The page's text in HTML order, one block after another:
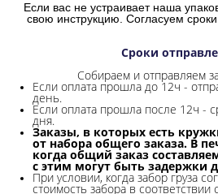
Если вас не устраивает наша
свою инструкцию. Согласуем сроки
Сроки
Собираем и отправляем
Если оплата прошла до 12ч -
день.
Если оплата прошла после 12ч -
дня.
Заказы, в которых есть
от набора общего заказа. В
когда общий заказ
с этим могут быть задержки
При условии, когда забор груза
стоимость забора в соответствии